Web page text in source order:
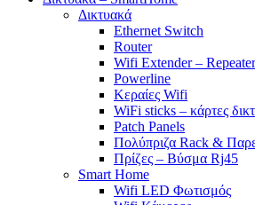
Δικτυακά
Ethernet Switch
Router
Wifi Extender – Repeater
Powerline
Κεραίες Wifi
WiFi sticks – κάρτες
Patch Panels
Πολύπριζα Rack &
Πρίζες – Βύσμα Rj45
Smart Home
Wifi LED Φωτισμός